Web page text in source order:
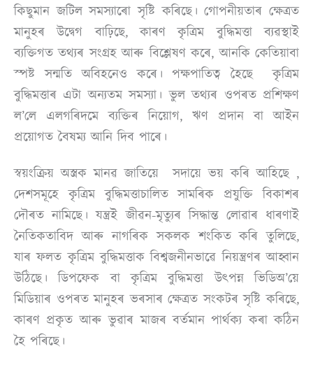
কিছুমান জটিল সমস্যাৰো সৃষ্টি কৰিছে। গোপনীয়তাৰ ক্ষেত্ৰত
মানুহৰ উদ্বেগ বাঢ়িছে, কাৰণ কৃত্ৰিম বুদ্ধিমত্তা ব্যৱস্থাই
ব্যক্তিগত তথ্যৰ সংগ্ৰহ আৰু বিশ্লেষণ কৰে, আনকি কেতিয়াবা
স্পষ্ট সন্মতি অবিহনেও কৰে। পক্ষপাতিত্ব হৈছে কৃত্ৰিম
বুদ্ধিমত্তাৰ এটা অন্যতম সমস্যা। ভুল তথ্যৰ ওপৰত প্ৰশিক্ষণ
ল’লে এলগৰিদমে ব্যক্তিৰ নিয়োগ, ঋণ প্ৰদান বা আইন
প্ৰয়োগত বৈষম্য আনি দিব পাৰে।
স্বয়ংক্ৰিয় অস্ত্ৰক মানৱ জাতিয়ে সদায়ে ভয় কৰি আহিছে ,
দেশসমূহে কৃত্ৰিম বুদ্ধিমত্তাচালিত সামৰিক প্ৰযুক্তি বিকাশৰ
দৌৰত নামিছে। যন্ত্ৰই জীৱন-মৃত্যুৰ সিদ্ধান্ত লোৱাৰ ধাৰণাই
নৈতিকতাবিদ আৰু নাগৰিক সকলক শংকিত কৰি তুলিছে,
যাৰ ফলত কৃত্ৰিম বুদ্ধিমত্তাক বিশ্বজনীনভাৱে নিয়ন্ত্ৰণৰ আহ্বান
উঠিছে। ডিপফেক বা কৃত্ৰিম বুদ্ধিমত্তা উৎপন্ন ভিডিঅ’য়ে
মিডিয়াৰ ওপৰত মানুহৰ ভৰসাৰ ক্ষেত্ৰত সংকটৰ সৃষ্টি কৰিছে,
কাৰণ প্ৰকৃত আৰু ভুৱাৰ মাজৰ বৰ্তমান পাৰ্থক্য কৰা কঠিন
হৈ পৰিছে।